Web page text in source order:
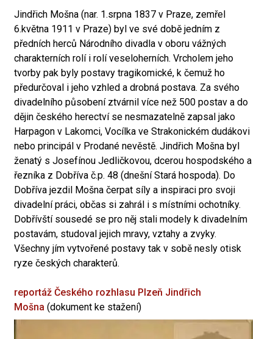
Jindřich Mošna (nar. 1.srpna 1837 v Praze, zemřel
6.května 1911 v Praze) byl ve své době jedním z
předních herců Národního divadla v oboru vážných
charakterních rolí i rolí veseloherních. Vrcholem jeho
tvorby pak byly postavy tragikomické, k čemuž ho
předurčoval i jeho vzhled a drobná postava. Za svého
divadelního působení ztvárnil více než 500 postav a do
dějin českého herectví se nesmazatelně zapsal jako
Harpagon v Lakomci, Vocílka ve Strakonickém dudákovi
nebo principál v Prodané nevěstě. Jindřich Mošna byl
ženatý s Josefínou Jedličkovou, dcerou hospodského a
řezníka z Dobříva č.p. 48 (dnešní Stará hospoda). Do
Dobříva jezdil Mošna čerpat síly a inspiraci pro svoji
divadelní práci, občas si zahrál i s místními ochotníky.
Dobřívští sousedé se pro něj stali modely k divadelním
postavám, studoval jejich mravy, vztahy a zvyky.
Všechny jím vytvořené postavy tak v sobě nesly otisk
ryze českých charakterů.
reportáž Českého rozhlasu Plzeň Jindřich
Mošna (dokument ke stažení)